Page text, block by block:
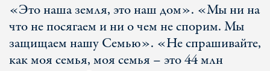
«Это наша земля, это наш дом». «Мы ни на
что не посягаем и ни о чем не спорим. Мы
защищаем нашу Семью». «Не спрашивайте,
как моя семья, моя семья – это 44 млн